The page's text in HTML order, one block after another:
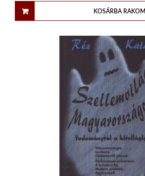
KOSÁRBA RAKOM